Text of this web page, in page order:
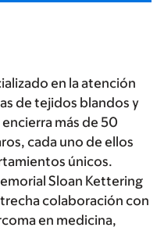
en la atención
de tejidos blandos y
más de 50
cada uno de ellos
únicos.
Sloan Kettering
colaboración con
en medicina,